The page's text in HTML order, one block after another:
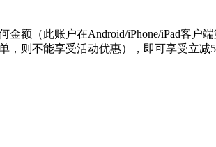
额（此账户在Android/iPhone/iPad客户
则不能享受活动优惠），即可享受立减5